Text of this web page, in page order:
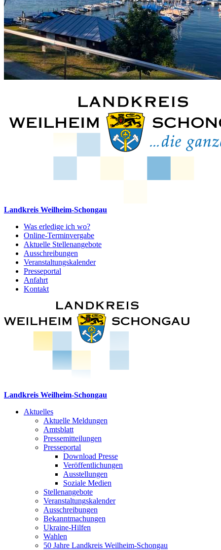
Landkreis Weilheim-Schongau
Was erledige ich wo?
Online-Terminvergabe
Aktuelle Stellenangebote
Ausschreibungen
Veranstaltungskalender
Presseportal
Anfahrt
Kontakt
Landkreis Weilheim-Schongau
Aktuelles
Aktuelle Meldungen
Amtsblatt
Pressemitteilungen
Presseportal
Download Presse
Veröffentlichungen
Ausstellungen
Soziale Medien
Stellenangebote
Veranstaltungskalender
Ausschreibungen
Bekanntmachungen
Ukraine-Hilfen
Wahlen
50 Jahre Landkreis Weilheim-Schongau